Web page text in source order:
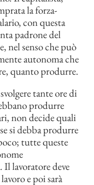
la forza-
con questa
padrone del
nel senso che può
autonoma che
quanto produrre.
tante ore di
produrre
non decide quali
si debba produrre
tutte queste
lavoratore deve
e poi sarà